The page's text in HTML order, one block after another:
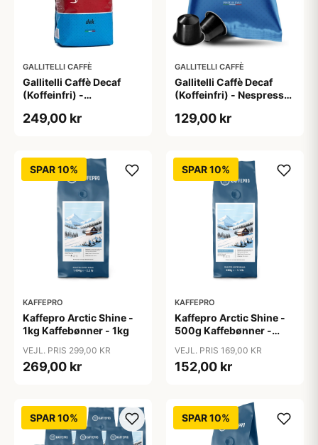
GALLITELLI CAFFÈ
Gallitelli Caffè Decaf
(Koffeinfri) -
249,00 kr
GALLITELLI CAFFÈ
Gallitelli Caffè Decaf
(Koffeinfri) - Nespresso
stk.
129,00 kr
SPAR 10%
KAFFEPRO
Kaffepro Arctic Shine -
1kg Kaffebønner - 1kg
VEJL. PRIS 299,00 KR
269,00 kr
SPAR 10%
KAFFEPRO
Kaffepro Arctic Shine -
500g Kaffebønner -
VEJL. PRIS 169,00 KR
152,00 kr
SPAR 10% SPAR 10%